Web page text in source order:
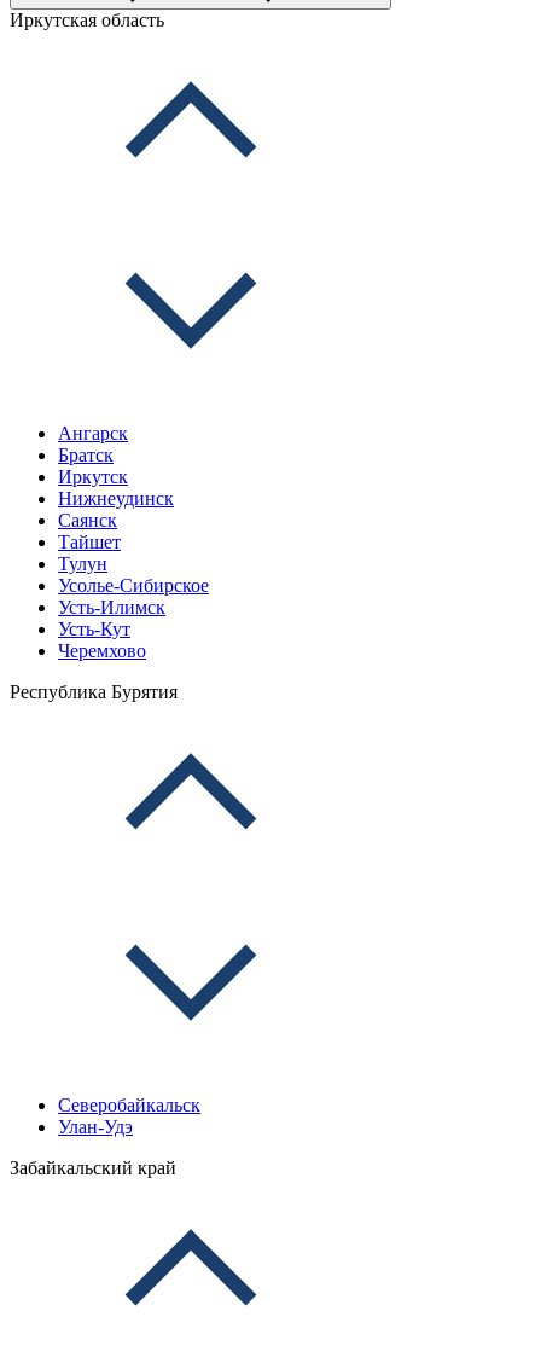
Иркутская область
Ангарск
Братск
Иркутск
Нижнеудинск
Саянск
Тайшет
Тулун
Усолье-Сибирское
Усть-Илимск
Усть-Кут
Черемхово
Республика Бурятия
Северобайкальск
Улан-Удэ
Забайкальский край